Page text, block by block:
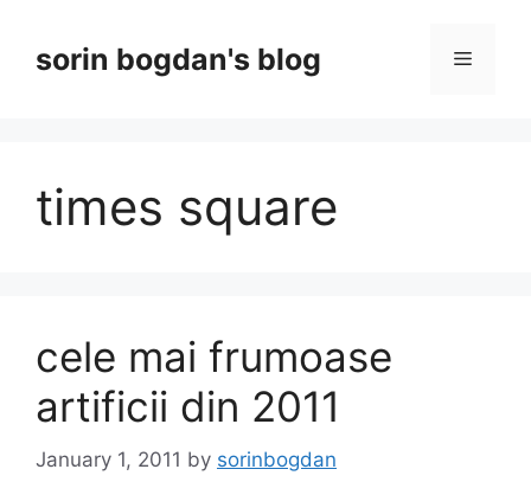
contentsorin bogdan's blog Menu
times square
cele mai frumoase
artificii din 2011
January 1, 2011 by sorinbogdan